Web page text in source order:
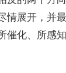
情展开，并
催化、所感知